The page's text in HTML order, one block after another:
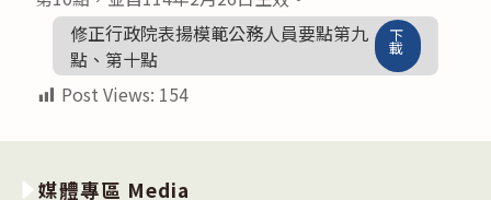
修正行政院表揚模範公務人員要點第九
點、第十點
下
載
Post Views: 154
媒體專區 Media